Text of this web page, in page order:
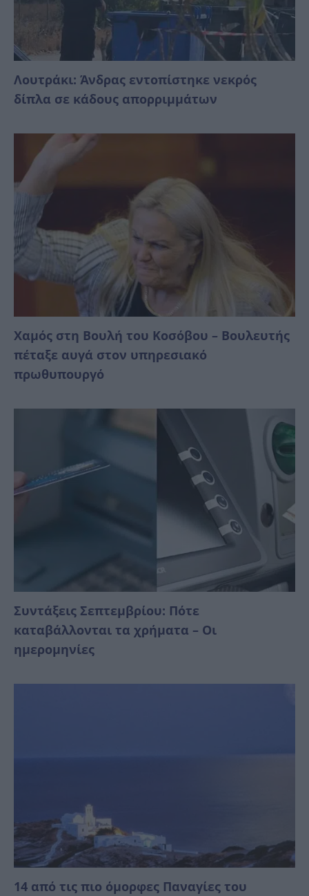
Λουτράκι: Άνδρας εντοπίστηκε νεκρός
δίπλα σε κάδους απορριμμάτων
Χαμός στη Βουλή του Κοσόβου – Βουλευτής
πέταξε αυγά στον υπηρεσιακό
πρωθυπουργό
Συντάξεις Σεπτεμβρίου: Πότε
καταβάλλονται τα χρήματα – Οι
ημερομηνίες
14 από τις πιο όμορφες Παναγίες του